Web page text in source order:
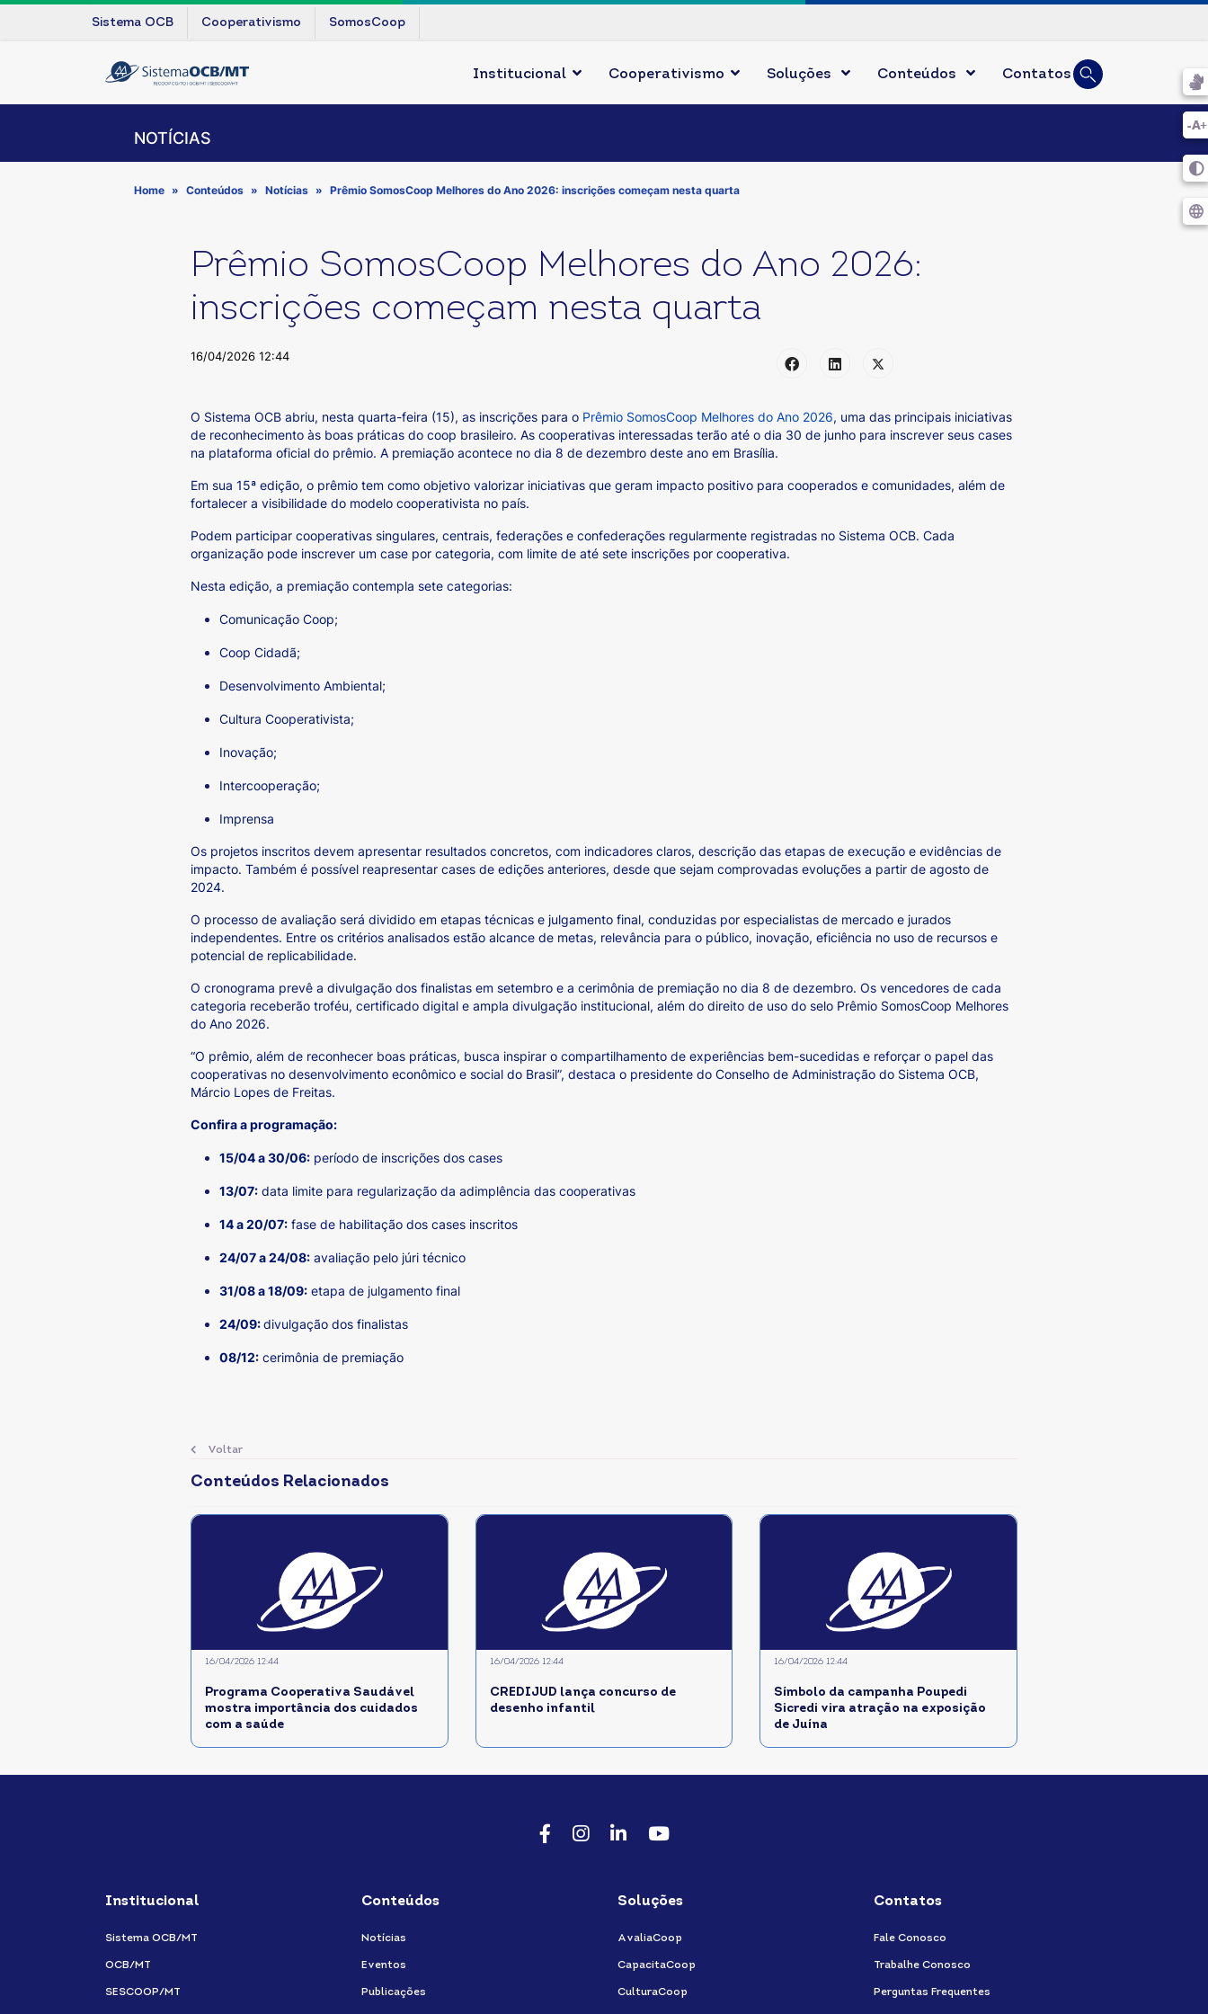
Sistema OCB Cooperativismo SomosCoop
Busca
Digite duas ou mais
Institucional Cooperativismo Soluções Conteúdos Contatos
NOTÍCIAS
Home Conteúdos Notícias Prêmio SomosCoop Melhores do Ano 2026: inscrições começam nesta quarta
Prêmio SomosCoop Melhores do Ano 2026:
inscrições começam nesta quarta
16/04/2026 12:44
O Sistema OCB abriu, nesta quarta-feira (15), as inscrições para o Prêmio SomosCoop Melhores do Ano 2026, uma das principais iniciativas
de reconhecimento às boas práticas do coop brasileiro. As cooperativas interessadas terão até o dia 30 de junho para inscrever seus cases
na plataforma oficial do prêmio. A premiação acontece no dia 8 de dezembro deste ano em Brasília.
Em sua 15ª edição, o prêmio tem como objetivo valorizar iniciativas que geram impacto positivo para cooperados e comunidades, além de
fortalecer a visibilidade do modelo cooperativista no país.
Podem participar cooperativas singulares, centrais, federações e confederações regularmente registradas no Sistema OCB. Cada
organização pode inscrever um case por categoria, com limite de até sete inscrições por cooperativa.
Nesta edição, a premiação contempla sete categorias:
Comunicação Coop;
Coop Cidadã;
Desenvolvimento Ambiental;
Cultura Cooperativista;
Inovação;
Intercooperação;
Imprensa
Os projetos inscritos devem apresentar resultados concretos, com indicadores claros, descrição das etapas de execução e evidências de
impacto. Também é possível reapresentar cases de edições anteriores, desde que sejam comprovadas evoluções a partir de agosto de
2024.
O processo de avaliação será dividido em etapas técnicas e julgamento final, conduzidas por especialistas de mercado e jurados
independentes. Entre os critérios analisados estão alcance de metas, relevância para o público, inovação, eficiência no uso de recursos e
potencial de replicabilidade.
O cronograma prevê a divulgação dos finalistas em setembro e a cerimônia de premiação no dia 8 de dezembro. Os vencedores de cada
categoria receberão troféu, certificado digital e ampla divulgação institucional, além do direito de uso do selo Prêmio SomosCoop Melhores
do Ano 2026.
“O prêmio, além de reconhecer boas práticas, busca inspirar o compartilhamento de experiências bem-sucedidas e reforçar o papel das
cooperativas no desenvolvimento econômico e social do Brasil”, destaca o presidente do Conselho de Administração do Sistema OCB,
Márcio Lopes de Freitas.
Confira a programação:
15/04 a 30/06: período de inscrições dos cases
13/07: data limite para regularização da adimplência das cooperativas
14 a 20/07: fase de habilitação dos cases inscritos
24/07 a 24/08: avaliação pelo júri técnico
31/08 a 18/09: etapa de julgamento final
24/09:divulgação dos finalistas
08/12: cerimônia de premiação
Voltar
Conteúdos Relacionados
Programa Cooperativa Saudável
mostra importância dos cuidados
com a saúde
16/04/2026 12:44
CREDIJUD lança concurso de
desenho infantil
16/04/2026 12:44
Símbolo da campanha Poupedi
Sicredi vira atração na exposição
de Juína
16/04/2026 12:44
FacebookInstagram
LinkedInYoutube
Institucional
Sistema OCB/MT
OCB/MT
SESCOOP/MT
Conteúdos
Notícias
Eventos
Publicações
Soluções
AvaliaCoop
CapacitaCoop
CulturaCoop
Contatos
Fale Conosco
Trabalhe Conosco
Perguntas Frequentes